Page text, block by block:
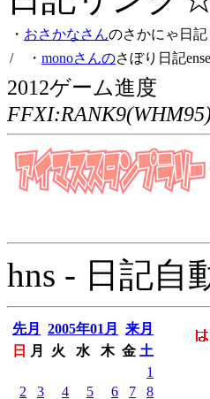
・ おさかなさんのさかにゃ日記
/ ・ monoさんのさぼり日記
2012ゲーム進度
hns - 日記自
先月 2005年01月
来月
日
月 火 水 木 金 土
1
2
3 4 5 6 7
8